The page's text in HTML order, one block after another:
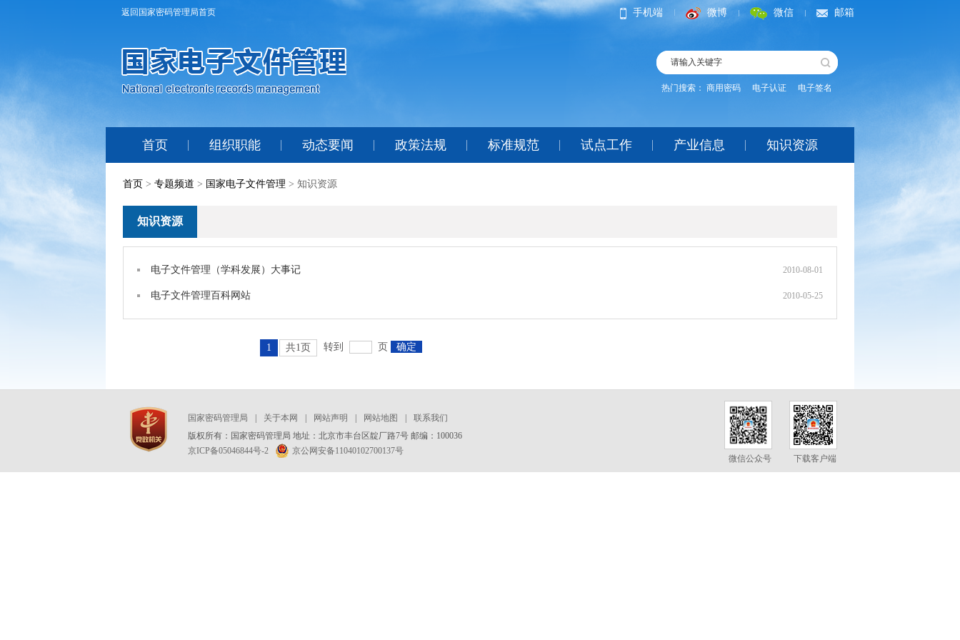
返回国家密码管理局首页 手机端 微博 微信 邮箱
热门搜索： 商用密码 电子认证 电子签名
首页 组织职能 动态要闻 政策法规 标准规范 试点工作 产业信息 知识资源
首页 > 专题频道 > 国家电子文件管理 > 知识资源
知识资源
电子文件管理（学科发展）大事记 2010-08-01
电子文件管理百科网站 2010-05-25
1 共1页 转到 页 确定
国家密码管理局 关于本网 网站声明 网站地图
联系我们
版权所有：国家密码管理局 地址：北京市丰台区靛厂路7号 邮编：100036
京ICP备05046844号-2
京公网安备11040102700137号
微信公众号 下载客户端